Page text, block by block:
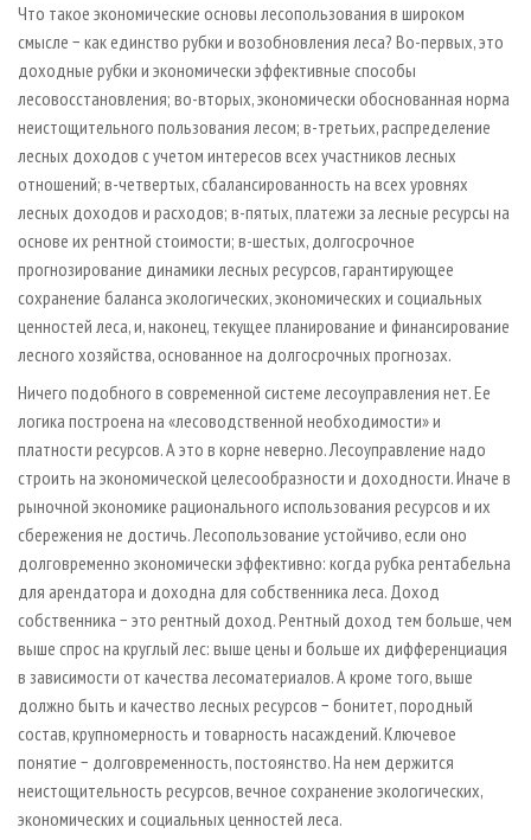
Что такое экономические основы лесопользования в широком
смысле − как единство рубки и возобновления леса? Во-первых, это
доходные рубки и экономически эффективные способы
лесовосстановления; во-вторых, экономически обоснованная норма
неистощительного пользования лесом; в-третьих, распределение
лесных доходов с учетом интересов всех участников лесных
отношений; в-четвертых, сбалансированность на всех уровнях
лесных доходов и расходов; в-пятых, платежи за лесные ресурсы на
основе их рентной стоимости; в-шестых, долгосрочное
прогнозирование динамики лесных ресурсов, гарантирующее
сохранение баланса экологических, экономических и социальных
ценностей леса, и, наконец, текущее планирование и финансирование
лесного хозяйства, основанное на долгосрочных прогнозах.
Ничего подобного в современной системе лесоуправления нет. Ее
логика построена на «лесоводственной необходимости» и
платности ресурсов. А это в корне неверно. Лесоуправление надо
строить на экономической целесообразности и доходности. Иначе в
рыночной экономике рационального использования ресурсов и их
сбережения не достичь. Лесопользование устойчиво, если оно
долговременно экономически эффективно: когда рубка рентабельна
для арендатора и доходна для собственника леса. Доход
собственника − это рентный доход. Рентный доход тем больше, чем
выше спрос на круглый лес: выше цены и больше их дифференциация
в зависимости от качества лесоматериалов. А кроме того, выше
должно быть и качество лесных ресурсов − бонитет, породный
состав, крупномерность и товарность насаждений. Ключевое
понятие − долговременность, постоянство. На нем держится
неистощительность ресурсов, вечное сохранение экологических,
экономических и социальных ценностей леса.